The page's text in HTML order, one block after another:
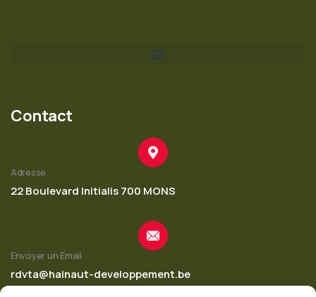
Contact
Adresse
22 Boulevard Initialis 700 MONS
Envoyer un Email
rdvta@hainaut-developpement.be